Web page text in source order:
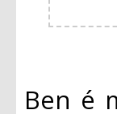
Ben é